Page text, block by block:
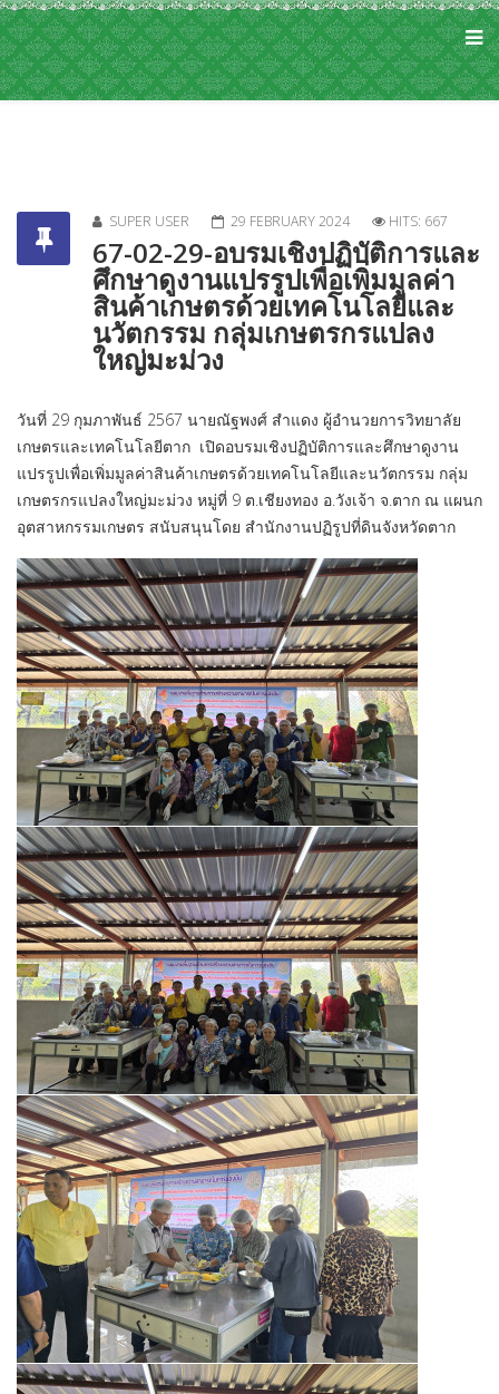
SUPER USER 29 FEBRUARY 2024 HITS: 667
67-02-29-อบรมเชิงปฏิบัติการและ
ศึกษาดูงานแปรรูปเพื่อเพิ่มมูลค่า
สินค้าเกษตรด้วยเทคโนโลยีและ
นวัตกรรม กลุ่มเกษตรกรแปลง
ใหญ่มะม่วง
วันที่ 29 กุมภาพันธ์ 2567 นายณัฐพงศ์ สำแดง ผู้อำนวยการวิทยาลัย
เกษตรและเทคโนโลยีตาก เปิดอบรมเชิงปฏิบัติการและศึกษาดูงาน
แปรรูปเพื่อเพิ่มมูลค่าสินค้าเกษตรด้วยเทคโนโลยีและนวัตกรรม กลุ่ม
เกษตรกรแปลงใหญ่มะม่วง หมู่ที่ 9 ต.เชียงทอง อ.วังเจ้า จ.ตาก ณ แผนก
อุตสาหกรรมเกษตร สนับสนุนโดย สำนักงานปฏิรูปที่ดินจังหวัดตาก